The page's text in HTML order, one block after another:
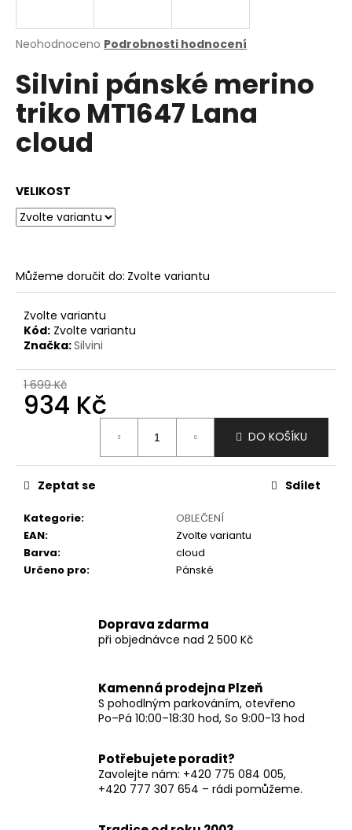
Průměrné
produktu
je
0,0
z
5
hvězdiček.
Neohodnoceno Podrobnosti hodnocení
Silvini pánské merino
triko MT1647 Lana
cloud
VELIKOST
Můžeme doručit do: Zvolte variantu
Zvolte variantu
Kód: Zvolte variantu
Značka:Silvini
1 699 Kč
934 Kč
DO KOŠÍKU
Kategorie:
OBLEČENÍ
EAN:
Zvolte variantu
Barva:
cloud
Určeno pro: Pánské
Zeptat se Sdílet
Doprava zdarma
při objednávce nad 2 500 Kč
Kamenná prodejna Plzeň
S pohodlným parkováním, otevřeno
Po–Pá 10:00–18:30 hod, So 9:00-13 hod
Potřebujete poradit?
Zavolejte nám: +420 775 084 005,
+420 777 307 654 – rádi pomůžeme.
j
t
?
o
p
u
č
u